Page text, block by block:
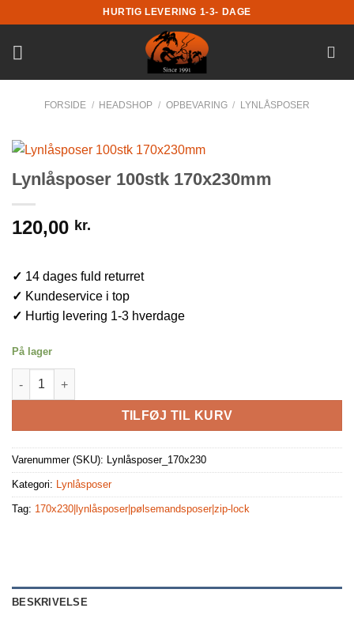
til
indhold
HURTIG LEVERING 1-3- DAGE
FORSIDE / HEADSHOP / OPBEVARING / LYNLÅSPOSER
Lynlåsposer 100stk 170x230mm
120,00 kr.
✓ 14 dages fuld returret
✓ Kundeservice i top
✓ Hurtig levering 1-3 hverdage
På lager
Lynlåsposer 100stk 170x230mm antal
TILFØJ TIL KURV
Varenummer (SKU): Lynlåsposer_170x230
Kategori: Lynlåsposer
Tag: 170x230|lynlåsposer|pølsemandsposer|zip-lock
BESKRIVELSE